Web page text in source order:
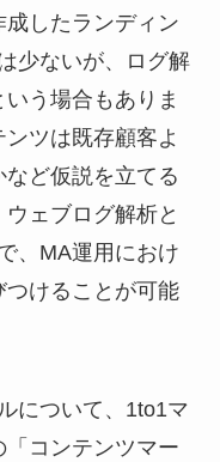
したランディン
少ないが、ログ解
う場合もありま
ツは既存顧客よ
ど仮説を立てる
ェブログ解析と
、MA運用におけ
つけることが可能
について、1to1マ
コンテンツマー